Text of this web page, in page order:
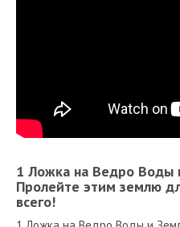
1 Ложка на Ведро Воды
Пролейте этим землю
всего!